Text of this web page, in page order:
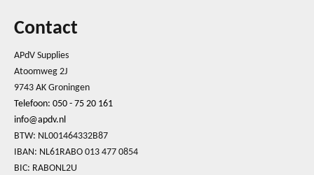
Contact
APdV Supplies
Atoomweg 2J
9743 AK Groningen
Telefoon: 050 - 75 20 161
info@apdv.nl
BTW: NL001464332B87
IBAN: NL61RABO 013 477 0854
BIC: RABONL2U